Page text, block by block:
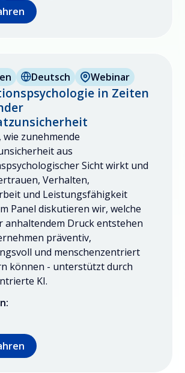
Deutsch Webinar
in Zeiten
wie zunehmende
aus
Sicht wirkt und
Verhalten,
und Leistungsfähigkeit
Panel diskutieren wir, welche
anhaltendem Druck entstehen
präventiv,
und menschenzentriert
können - unterstützt durch
KI.